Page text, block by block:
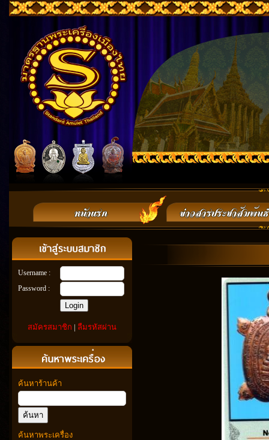
Username :
Password :
สมัครสมาชิก | ลืมรหัสผ่าน
ค้นหาร้านค้า
ค้นหาพระเครื่อง